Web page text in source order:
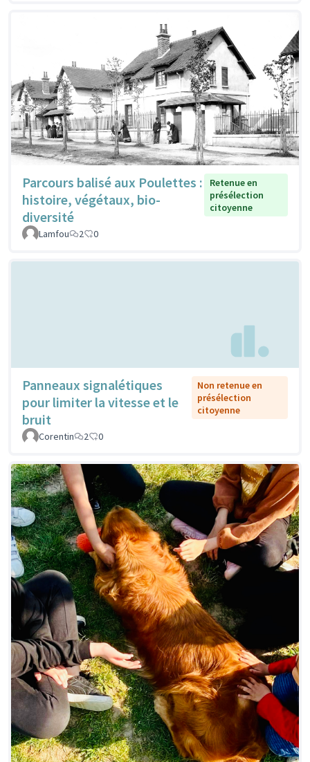
Parcours balisé aux Poulettes :
histoire, végétaux, bio-
diversité
Retenue en
présélection
citoyenne
Lamfou 2 0
Panneaux signalétiques
pour limiter la vitesse et le
bruit
Non retenue en
présélection
citoyenne
Corentin 2 0